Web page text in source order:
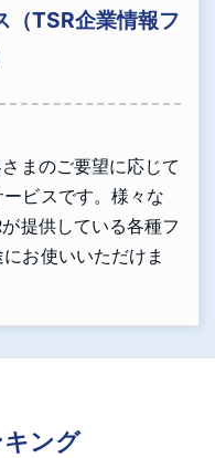
（TSR企業情報フ
まのご要望に応じて
ビスです。様々な
提供している各種フ
お使いいただけま
キング